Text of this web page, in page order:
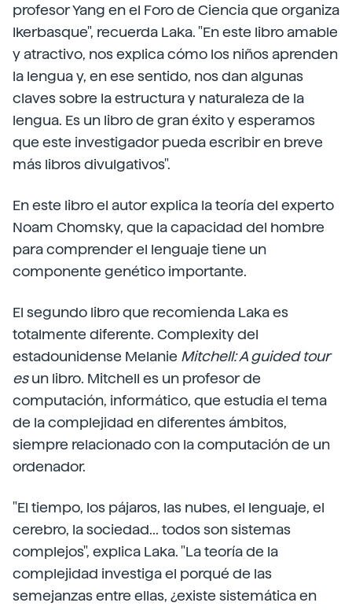
profesor Yang en el Foro de Ciencia que organiza
Ikerbasque", recuerda Laka. "En este libro amable
y atractivo, nos explica cómo los niños aprenden
la lengua y, en ese sentido, nos dan algunas
claves sobre la estructura y naturaleza de la
lengua. Es un libro de gran éxito y esperamos
que este investigador pueda escribir en breve
más libros divulgativos".
En este libro el autor explica la teoría del experto
Noam Chomsky, que la capacidad del hombre
para comprender el lenguaje tiene un
componente genético importante.
El segundo libro que recomienda Laka es
totalmente diferente. Complexity del
estadounidense Melanie Mitchell: A guided tour
esun libro. Mitchell es un profesor de
computación, informático, que estudia el tema
de la complejidad en diferentes ámbitos,
siempre relacionado con la computación de un
ordenador.
"El tiempo, los pájaros, las nubes, el lenguaje, el
cerebro, la sociedad... todos son sistemas
complejos", explica Laka. "La teoría de la
complejidad investiga el porqué de las
semejanzas entre ellas, ¿existe sistemática en